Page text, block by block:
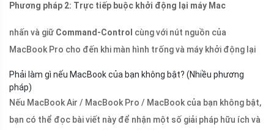
Phương pháp 2: Trực tiếp buộc khởi động lại máy Mac
nhấn và giữ Command-Control cùng với nút nguồn của
MacBook Pro cho đến khi màn hình trống và máy khởi động lại
Phải làm gì nếu MacBook của bạn không bật? (Nhiều phương
pháp)
Nếu MacBook Air / MacBook Pro / MacBook của bạn không bật,
bạn có thể đọc bài viết này để nhận một số giải pháp hữu ích và